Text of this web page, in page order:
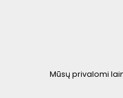
Mūsų privalomi